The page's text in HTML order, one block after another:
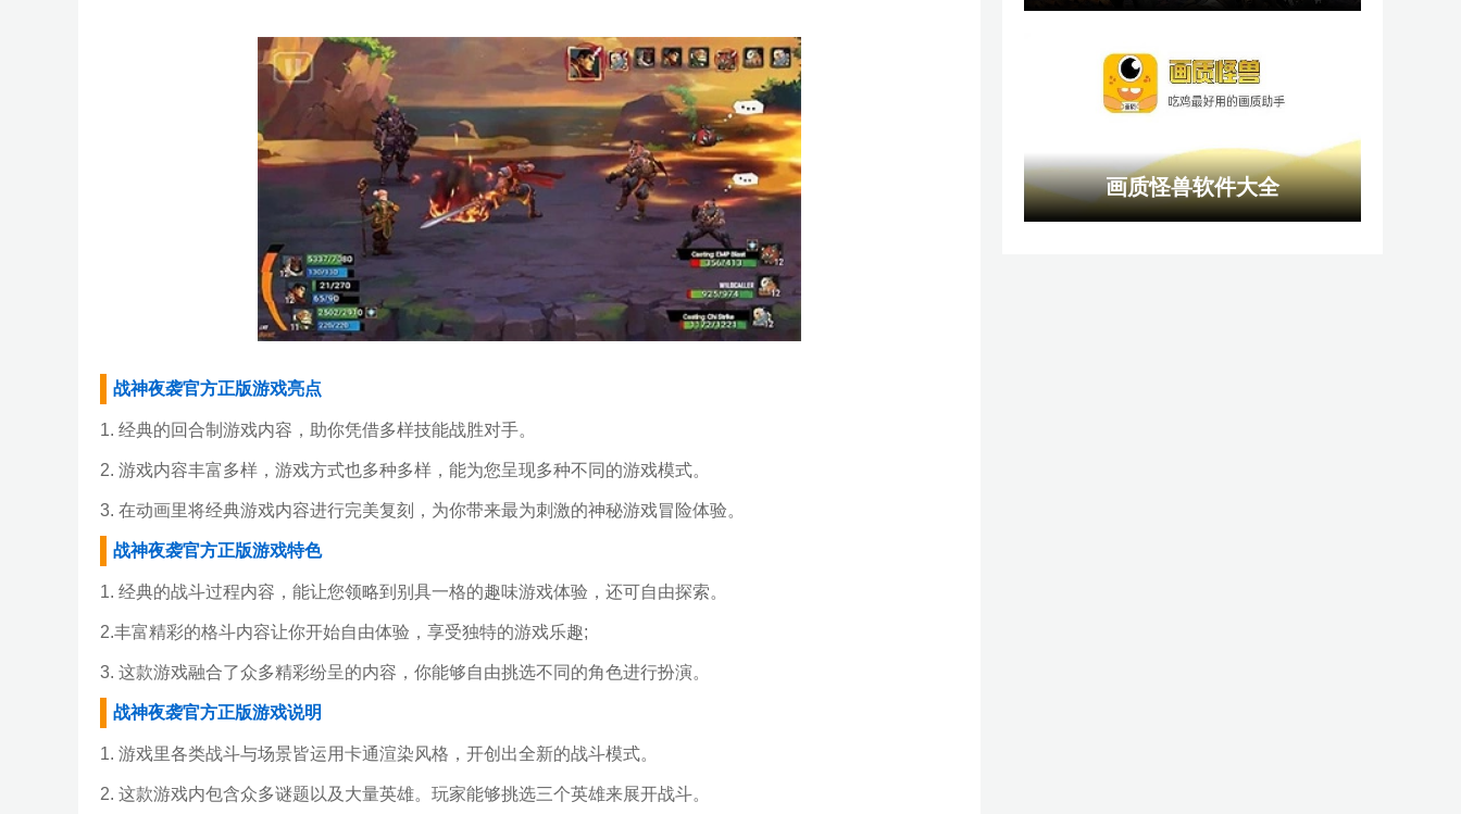
战神夜袭官方正版游戏亮点
1. 经典的回合制游戏内容，助你凭借多样技能战胜对手。
2. 游戏内容丰富多样，游戏方式也多种多样，能为您呈现多种不同的游戏模式。
3. 在动画里将经典游戏内容进行完美复刻，为你带来最为刺激的神秘游戏冒险体验。
战神夜袭官方正版游戏特色
1. 经典的战斗过程内容，能让您领略到别具一格的趣味游戏体验，还可自由探索。
2.丰富精彩的格斗内容让你开始自由体验，享受独特的游戏乐趣;
3. 这款游戏融合了众多精彩纷呈的内容，你能够自由挑选不同的角色进行扮演。
战神夜袭官方正版游戏说明
1. 游戏里各类战斗与场景皆运用卡通渲染风格，开创出全新的战斗模式。
2. 这款游戏内包含众多谜题以及大量英雄。玩家能够挑选三个英雄来展开战斗。
画质怪兽软件大全